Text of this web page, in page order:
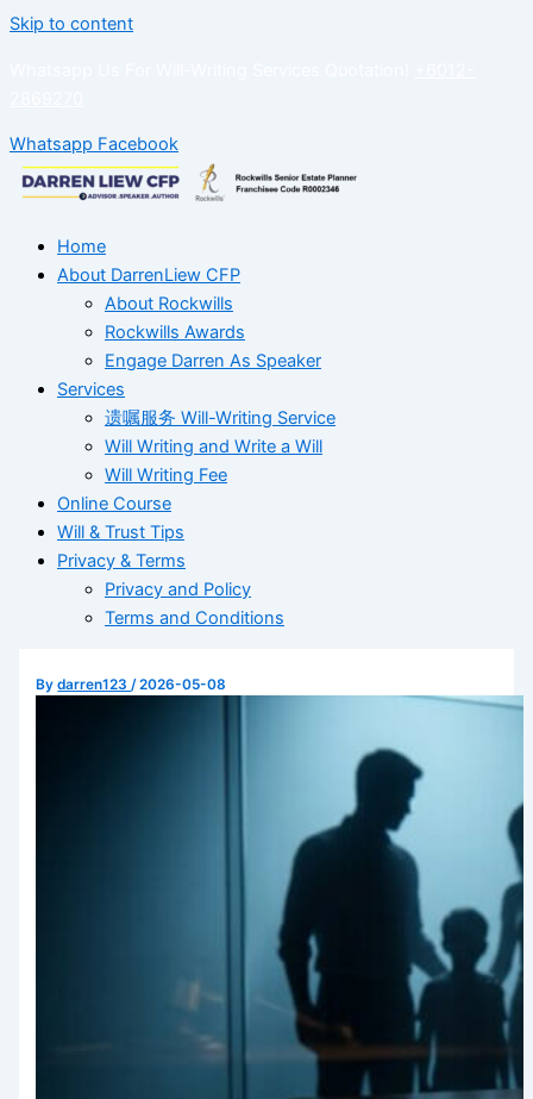
Skip to content
Whatsapp Facebook
Home
About DarrenLiew CFP
About Rockwills
Rockwills Awards
Engage Darren As Speaker
Services
遗嘱服务 Will-Writing Service
Will Writing and Write a Will
Will Writing Fee
Online Course
Will & Trust Tips
Privacy & Terms
Privacy and Policy
Terms and Conditions
Bydarren123/2026-05-08